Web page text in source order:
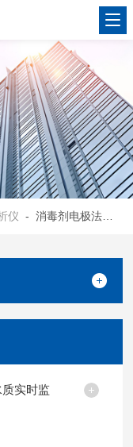
仪 - 消毒剂电极法在线测量仪
实时监